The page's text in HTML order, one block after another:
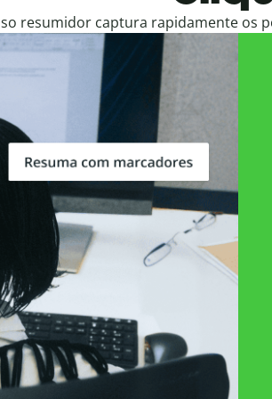
resumidor captura rapidamente os